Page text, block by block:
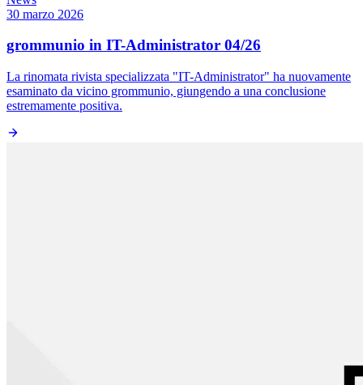
30 marzo 2026
grommunio in IT-Administrator 04/26
La rinomata rivista specializzata "IT-Administrator" ha nuovamente
esaminato da vicino grommunio, giungendo a una conclusione
estremamente positiva.